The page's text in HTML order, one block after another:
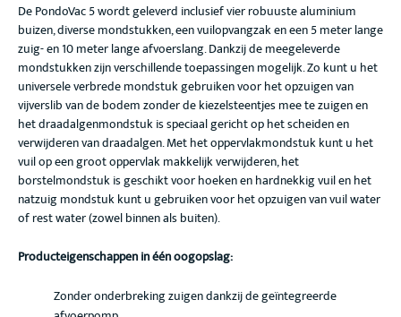
De PondoVac 5 wordt geleverd inclusief vier robuuste aluminium
buizen, diverse mondstukken, een vuilopvangzak en een 5 meter lange
zuig- en 10 meter lange afvoerslang. Dankzij de meegeleverde
mondstukken zijn verschillende toepassingen mogelijk. Zo kunt u het
universele verbrede mondstuk gebruiken voor het opzuigen van
vijverslib van de bodem zonder de kiezelsteentjes mee te zuigen en
het draadalgenmondstuk is speciaal gericht op het scheiden en
verwijderen van draadalgen. Met het oppervlakmondstuk kunt u het
vuil op een groot oppervlak makkelijk verwijderen, het
borstelmondstuk is geschikt voor hoeken en hardnekkig vuil en het
natzuig mondstuk kunt u gebruiken voor het opzuigen van vuil water
of rest water (zowel binnen als buiten).
Producteigenschappen in één oogopslag:
Zonder onderbreking zuigen dankzij de geïntegreerde